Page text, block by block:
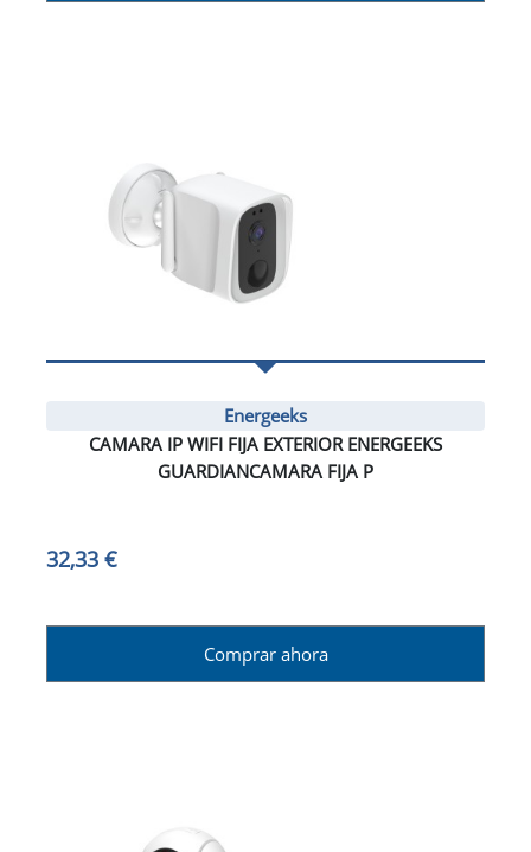
Energeeks
CAMARA IP WIFI FIJA EXTERIOR ENERGEEKS
GUARDIANCAMARA FIJA P
32,33 €
Comprar ahora